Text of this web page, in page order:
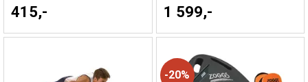
415,- 1 599,-
20%